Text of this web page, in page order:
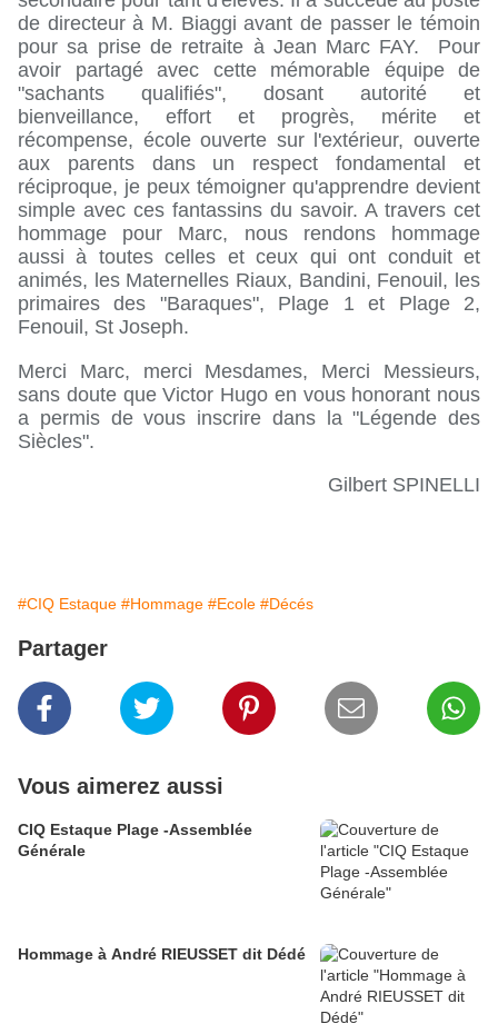
de directeur à M. Biaggi avant de passer le témoin
pour sa prise de retraite à Jean Marc FAY.  Pour
avoir partagé avec cette mémorable équipe de
"sachants qualifiés", dosant autorité et
bienveillance, effort et progrès, mérite et
récompense, école ouverte sur l'extérieur, ouverte
aux parents dans un respect fondamental et
réciproque, je peux témoigner qu'apprendre devient
simple avec ces fantassins du savoir. A travers cet
hommage pour Marc, nous rendons hommage
aussi à toutes celles et ceux qui ont conduit et
animés, les Maternelles Riaux, Bandini, Fenouil, les
primaires des "Baraques", Plage 1 et Plage 2,
Fenouil, St Joseph.
Merci Marc, merci Mesdames, Merci Messieurs,
sans doute que Victor Hugo en vous honorant nous
a permis de vous inscrire dans la "Légende des
Siècles".
Gilbert SPINELLI
#CIQ Estaque #Hommage #Ecole #Décés
Partager
Vous aimerez aussi
CIQ Estaque Plage -Assemblée
Générale
Hommage à André RIEUSSET dit Dédé